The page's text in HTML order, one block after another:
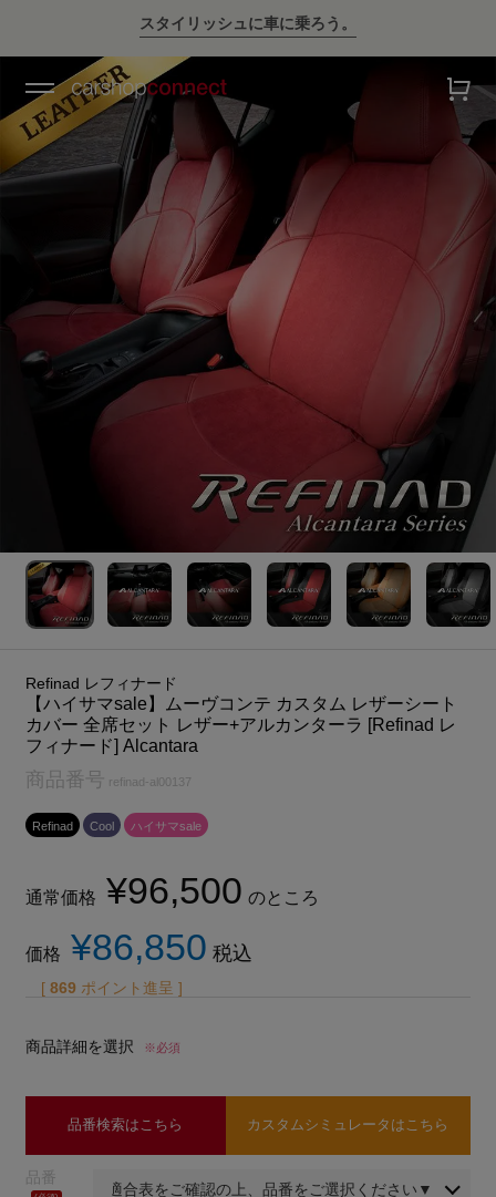
💛ハイサマーsale💛
Refinad レフィナード
【ハイサマsale】ムーヴコンテ カスタム レザーシート
カバー 全席セット レザー+アルカンターラ [Refinad レ
フィナード] Alcantara
商品番号 refinad-al00137
Refinad Cool ハイサマsale
通常価格 ¥96,500 のところ
価格 ¥86,850 税込
[ 869 ポイント進呈 ]
商品詳細を選択 ※必須
品番検索はこちら カスタムシミュレータはこちら
品番